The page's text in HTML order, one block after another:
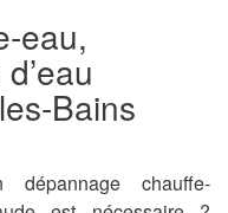
eau,
Bains
chauffe-